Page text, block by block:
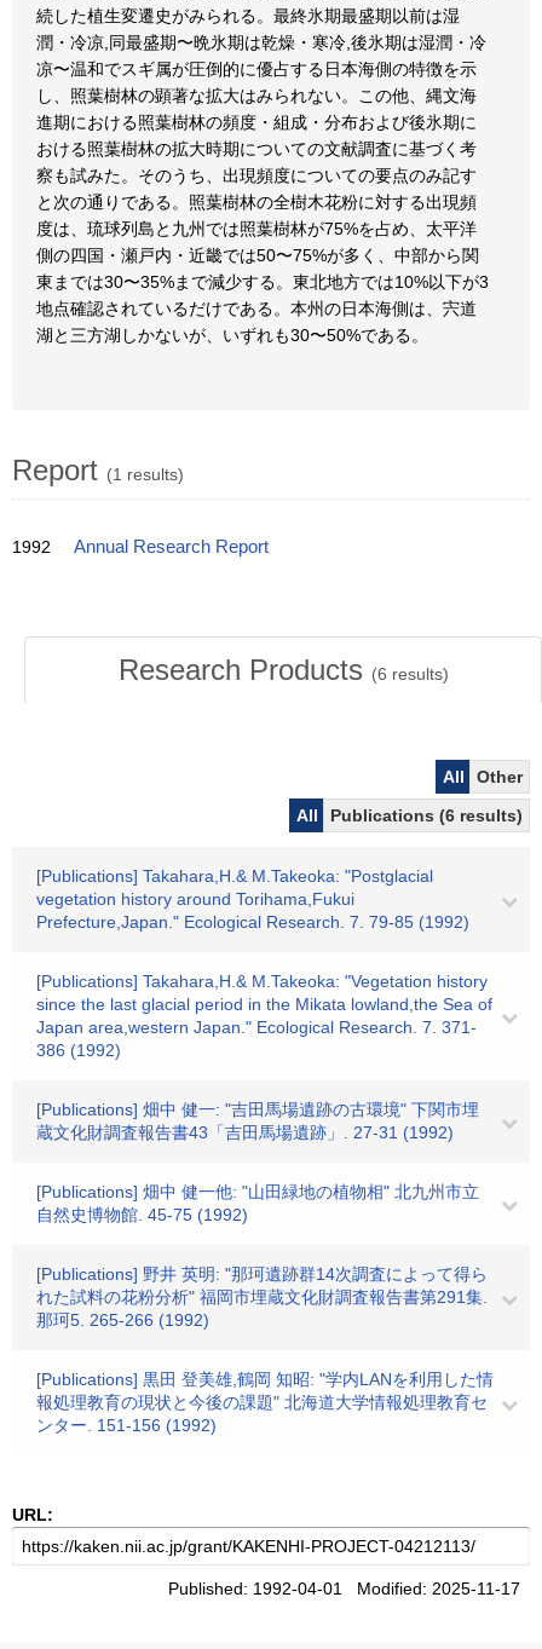
続した植生変遷史がみられる。最終氷期最盛期以前は湿
潤・冷凉,同最盛期〜晩氷期は乾燥・寒冷,後氷期は湿潤・冷
凉〜温和でスギ属が圧倒的に優占する日本海側の特徴を示
し、照葉樹林の顕著な拡大はみられない。この他、縄文海
進期における照葉樹林の頻度・組成・分布および後氷期に
おける照葉樹林の拡大時期についての文献調査に基づく考
察も試みた。そのうち、出現頻度についての要点のみ記す
と次の通りである。照葉樹林の全樹木花粉に対する出現頻
度は、琉球列島と九州では照葉樹林が75%を占め、太平洋
側の四国・瀬戸内・近畿では50〜75%が多く、中部から関
東までは30〜35%まで減少する。東北地方では10%以下が3
地点確認されているだけである。本州の日本海側は、宍道
湖と三方湖しかないが、いずれも30〜50%である。
Report (1 results)
1992 Annual Research Report
Research Products (6 results)
All
Other
All
Publications (6 results)
[Publications] Takahara,H.& M.Takeoka: "Postglacial
vegetation history around Torihama,Fukui
Prefecture,Japan." Ecological Research. 7. 79-85 (1992)
[Publications] Takahara,H.& M.Takeoka: "Vegetation history
since the last glacial period in the Mikata lowland,the Sea of
Japan area,western Japan." Ecological Research. 7. 371-
386 (1992)
[Publications] 畑中 健一: "吉田馬場遺跡の古環境" 下関市埋
蔵文化財調査報告書43「吉田馬場遺跡」. 27-31 (1992)
[Publications] 畑中 健一他: "山田緑地の植物相" 北九州市立
自然史博物館. 45-75 (1992)
[Publications] 野井 英明: "那珂遺跡群14次調査によって得ら
れた試料の花粉分析" 福岡市埋蔵文化財調査報告書第291集.
那珂5. 265-266 (1992)
[Publications] 黒田 登美雄,鶴岡 知昭: "学内LANを利用した情
報処理教育の現状と今後の課題" 北海道大学情報処理教育セ
ンター. 151-156 (1992)
URL:
Published: 1992-04-01 Modified: 2025-11-17